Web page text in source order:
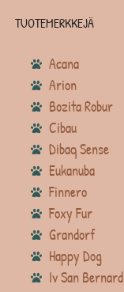
TUOTEMERKKEJÄ
Acana
Arion
Bozita Robur
Cibau
Dibaq Sense
Eukanuba
Finnero
Foxy Fur
Grandorf
Happy Dog
Iv San Bernard